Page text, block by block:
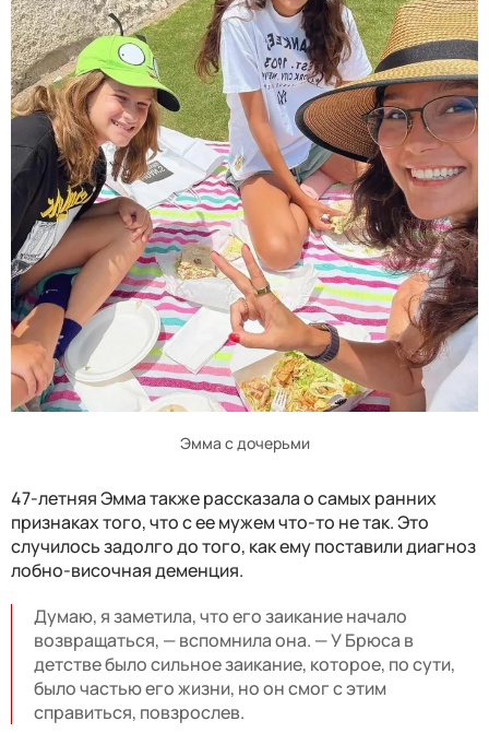
Эмма с дочерьми
47-летняя Эмма также рассказала о самых ранних
признаках того, что с ее мужем что-то не так. Это
случилось задолго до того, как ему поставили диагноз
лобно-височная деменция.
Думаю, я заметила, что его заикание начало
возвращаться, — вспомнила она. — У Брюса в
детстве было сильное заикание, которое, по сути,
было частью его жизни, но он смог с этим
справиться, повзрослев.